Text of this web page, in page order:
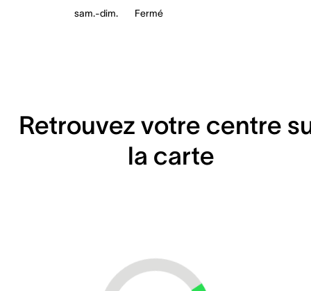
sam.-dim. Fermé
Retrouvez votre centre
la carte